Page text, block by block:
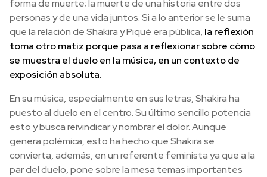
forma de muerte; la muerte de una historia entre dos
personas y de una vida juntos. Si a lo anterior se le suma
que la relación de Shakira y Piqué era pública, la reflexión
toma otro matiz porque pasa a reflexionar sobre cómo
se muestra el duelo en la música, en un contexto de
exposición absoluta.
En su música, especialmente en sus letras, Shakira ha
puesto al duelo en el centro. Su último sencillo potencia
esto y busca reivindicar y nombrar el dolor. Aunque
genera polémica, esto ha hecho que Shakira se
convierta, además, en un referente feminista ya que a la
par del duelo, pone sobre la mesa temas importantes